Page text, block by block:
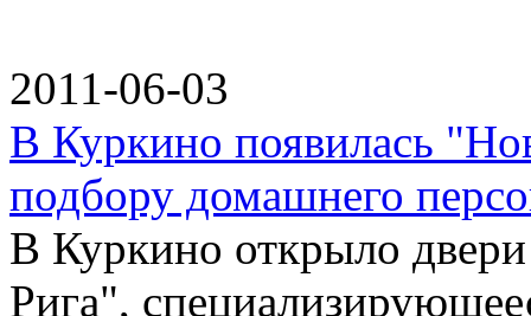
2011-06-03
В Куркино появилась
подбору домашнего
В Куркино открыло двери
Рига",